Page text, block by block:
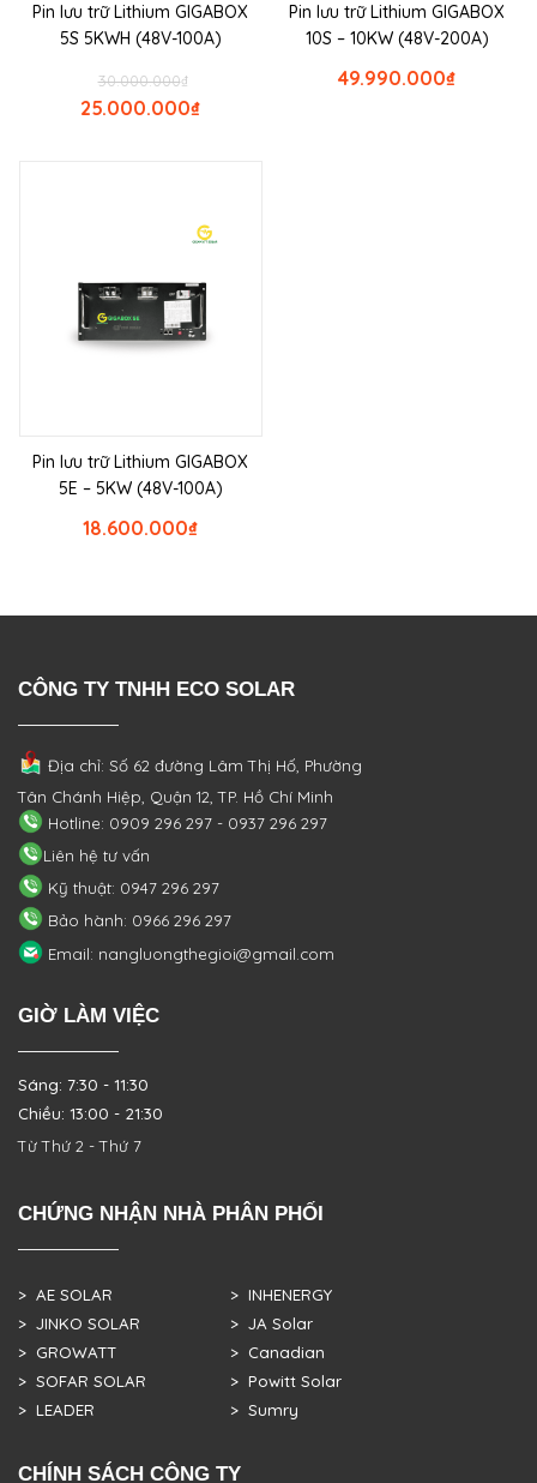
Pin lưu trữ Lithium GIGABOX
5S 5KWH (48V-100A)
₫
30.000.000
₫
25.000.000
Pin lưu trữ Lithium GIGABOX
10S – 10KW (48V-200A)
₫
49.990.000
Pin lưu trữ Lithium GIGABOX
5E – 5KW (48V-100A)
₫
18.600.000
CÔNG TY TNHH ECO SOLAR
Địa chỉ: Số 62 đường Lâm Thị Hố, Phường
Tân Chánh Hiệp, Quận 12, TP. Hồ Chí Minh
Hotline: 0909 296 297 - 0937 296 297
Liên hệ tư vấn
Kỹ thuật: 0947 296 297
Bảo hành: 0966 296 297
Email: nangluongthegioi@gmail.com
GIỜ LÀM VIỆC
Sáng: 7:30 - 11:30
Chiều: 13:00 - 21:30
Từ Thứ 2 - Thứ 7
CHỨNG NHẬN NHÀ PHÂN PHỐI
> AE SOLAR
> JINKO SOLAR
> GROWATT
> SOFAR SOLAR
> LEADER
> INHENERGY
> JA Solar
> Canadian
> Powitt Solar
> Sumry
CHÍNH SÁCH CÔNG TY